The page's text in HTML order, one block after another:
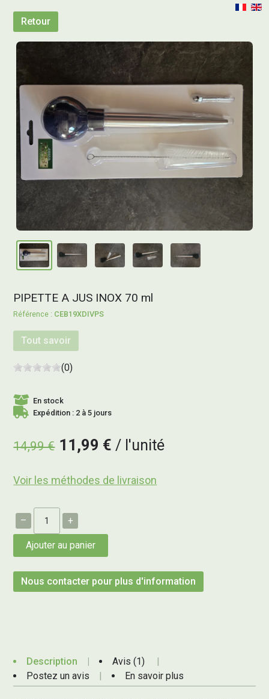
Retour
PIPETTE A JUS INOX 70 ml
CEB19XDIVPS
Tout savoir
(0)
En stock
Expédition : 2 à 5 jours
14,99 € 11,99 € l'unité
Voir les méthodes de livraison
– +
Ajouter au panier
Nous contacter pour plus d'information
Description
Avis (1)
Postez un avis
En savoir plus